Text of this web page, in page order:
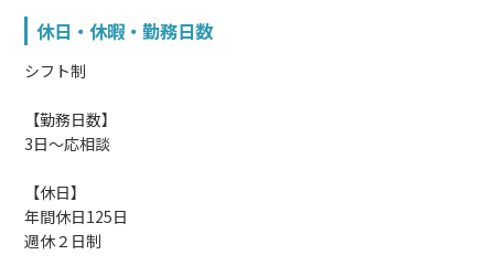
休日・休暇・勤務日数
シフト制
【勤務日数】
3日～応相談
【休日】
年間休日125日
週休２日制